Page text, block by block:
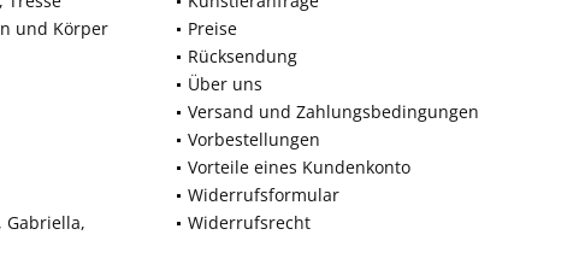
und Körper
Gabriella,
Preise
Rücksendung
Über uns
Versand und Zahlungsbedingungen
Vorbestellungen
Vorteile eines Kundenkonto
Widerrufsformular
Widerrufsrecht